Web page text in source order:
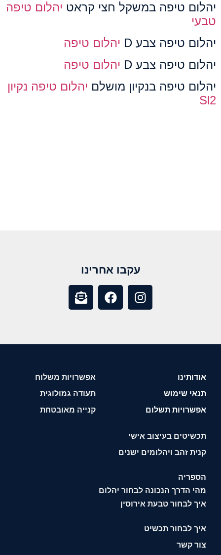
יהלום טיפה במשקל חצי קראט יהלום טיפה
טבעי
יהלום טיפה צבע D
יהלום טיפה
יהלום טיפה צבע D
יהלום טיפה
יהלום טיפה בנקיון מושלם יהלום טיפה נקיון
Sl2
עקבו אחרינו
אודותינו
תנאי שימוש
אפשרויות תשלום
אפשרויות משלוח
תעודה גמולוגית
קנייה מאובטחת
תכשיטים בעיצוב אישי
קנית זהב ויהלומים ישנים
הספריה
מהי הדרך הנכונה לבחור יהלום
איך לבחור טבעת אירוסין
איך לבחור תכשיט
צור קשר